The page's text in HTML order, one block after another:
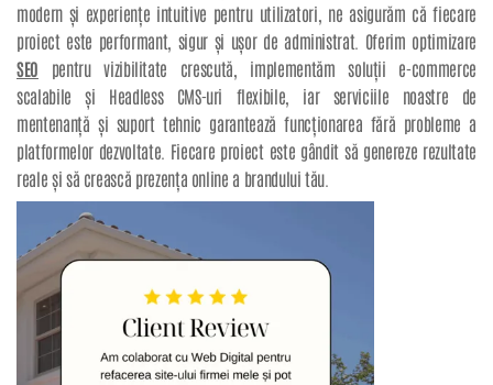
modern și experiențe intuitive pentru utilizatori, ne asigurăm că fiecare
proiect este performant, sigur și ușor de administrat. Oferim optimizare
SEO pentru vizibilitate crescută, implementăm soluții e-commerce
scalabile și Headless CMS-uri flexibile, iar serviciile noastre de
mentenanță și suport tehnic garantează funcționarea fără probleme a
platformelor dezvoltate. Fiecare proiect este gândit să genereze rezultate
reale și să crească prezența online a brandului tău.